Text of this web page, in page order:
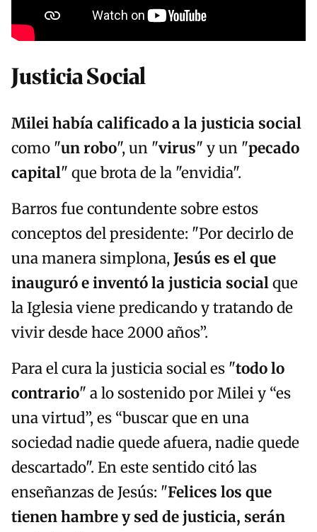
Justicia Social
Milei había calificado a lajusticia social
como "un robo", un "virus" y un "pecado
capital" que brota de la "envidia".
Barros fue contundente sobre estos
conceptos del presidente: "Por decirlo de
una manera simplona,Jesús es el que
inauguró e inventó la justicia socialque
la Iglesia viene predicando y tratando de
vivir desde hace 2000 años”.
Para el cura la justicia social es "todo lo
contrario" a lo sostenido por Milei y “es
una virtud”, es “buscar que en una
sociedad nadie quede afuera, nadie quede
descartado". En este sentido citó las
enseñanzas de Jesús: "Felices los que
tienen hambre y sed de justicia, serán